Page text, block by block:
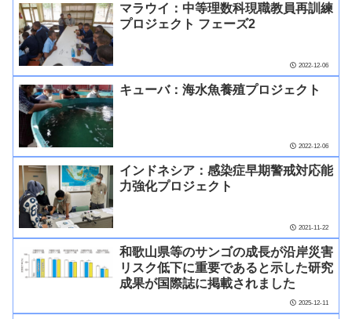
マラウイ：中等理数科現職教員再訓練
プロジェクト フェーズ2
2022-12-06
キューバ：海水魚養殖プロジェクト
2022-12-06
インドネシア：感染症早期警戒対応能
力強化プロジェクト
2021-11-22
和歌山県等のサンゴの成長が沿岸災害
リスク低下に重要であると示した研究
成果が国際誌に掲載されました
2025-12-11